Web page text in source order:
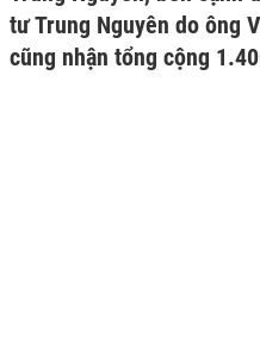
tư Trung Nguyên do ông
cũng nhận tổng cộng